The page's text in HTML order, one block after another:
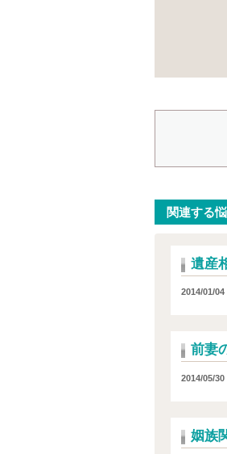
関連する
遺産
2014/01/04
前妻
2014/05/30
姻族